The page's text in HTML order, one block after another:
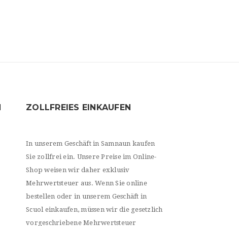
ZOLLFREIES EINKAUFEN
In unserem Geschäft in Samnaun kaufen
Sie zollfrei ein. Unsere Preise im Online-
Shop weisen wir daher exklusiv
Mehrwertsteuer aus. Wenn Sie online
bestellen oder in unserem Geschäft in
Scuol einkaufen, müssen wir die gesetzlich
vorgeschriebene Mehrwertsteuer